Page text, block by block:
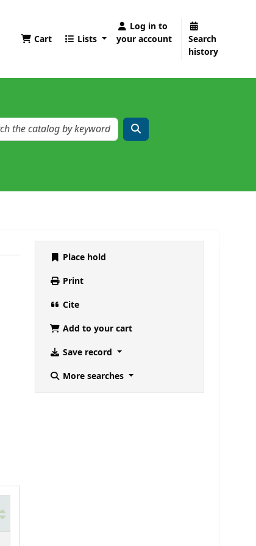
Cart Lists
Log in to
your account
Search
history
Place hold
Print
Cite
Add to your cart
Save record
More searches